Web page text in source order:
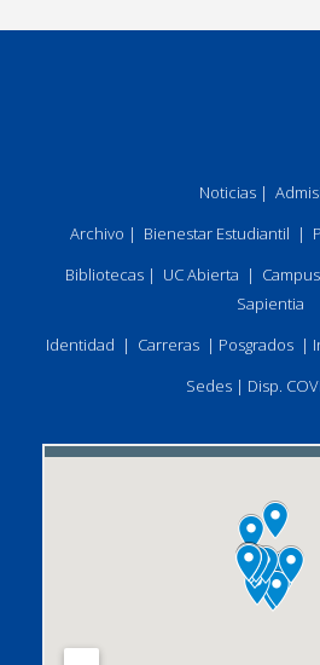
Noticias |
Archivo | Bienestar Estudiantil |
Bibliotecas| UC Abierta |
Sapientia
Identidad | Carreras | Posgrados |
Sedes | Disp.